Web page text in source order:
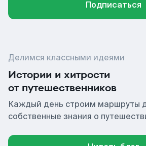
Подписаться
Делимся классными идеями
Истории и хитрости
от путешественников
Каждый день строим маршруты
собственные знания о